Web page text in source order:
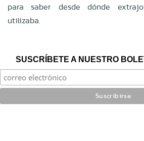
para saber desde dónde
utilizaba.
SUSCRÍBETE A NUESTRO